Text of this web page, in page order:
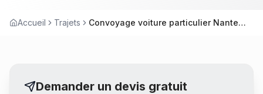
Accueil Trajets Convoyage voiture particulier Nantes Tours – Service convoyage
Demander un devis gratuit